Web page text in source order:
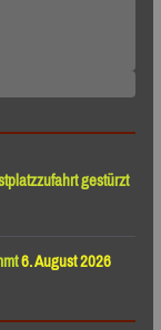
gestürzt
6. August 2026